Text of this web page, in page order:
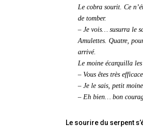
Le cobra sourit. Ce
de tomber.
– Je vois… susurra le
Amulettes. Quatre,
arrivé.
Le moine écarquilla
– Vous êtes très
– Je le sais, petit
– Eh bien… bon
Le sourire du serpent